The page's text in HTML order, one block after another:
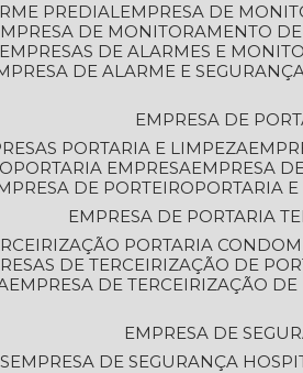
PREDIAL
EMPRESA DE
EMPRESA DE MONITORAMENTO
EMPRESAS DE ALARMES E
DE ALARME E
EMPRESA DE
PORTARIA E LIMPEZA
PORTARIA EMPRESA
EMPRESA
DE PORTEIRO PORTARIA
EMPRESA DE PORTARIA
PORTARIA
DE TERCEIRIZAÇÃO DE
EMPRESA DE TERCEIRIZAÇÃO
EMPRESA DE
EMPRESA DE SEGURANÇA